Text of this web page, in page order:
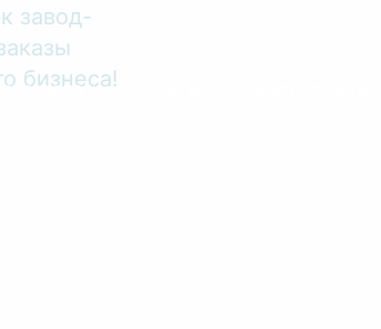
завод-
бизнеса!